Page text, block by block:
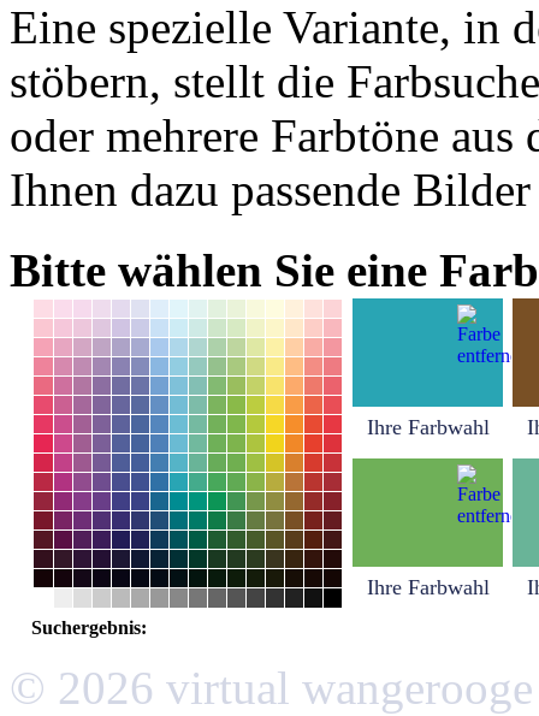
Eine spezielle Variante, in
stöbern, stellt die
oder mehrere Farbtöne
Ihnen dazu passende
Bitte wählen Sie eine
Ihre Farbwahl
Ihre Farbwahl
Suchergebnis:
© 2026 virtual wangerooge